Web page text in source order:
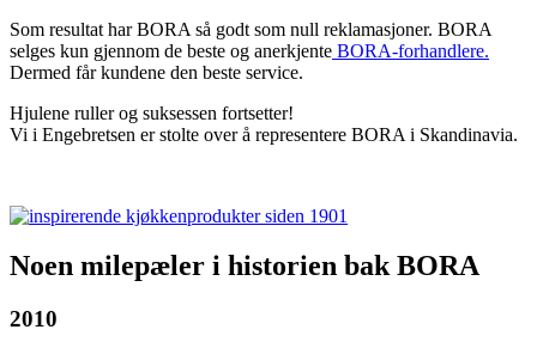
Som resultat har BORA så godt som null reklamasjoner. BORA
selges kun gjennom de beste og anerkjente BORA-forhandlere.
Dermed får kundene den beste service.
Hjulene ruller og suksessen fortsetter!
Vi i Engebretsen er stolte over å representere BORA i Skandinavia.
Noen milepæler i historien bak BORA
2010